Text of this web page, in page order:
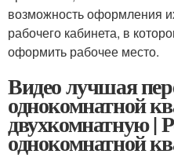
возможность оформления
рабочего кабинета, в
оформить рабочее место.
Видео лучшая
однокомнатной
двухкомнатную |
однокомнатной